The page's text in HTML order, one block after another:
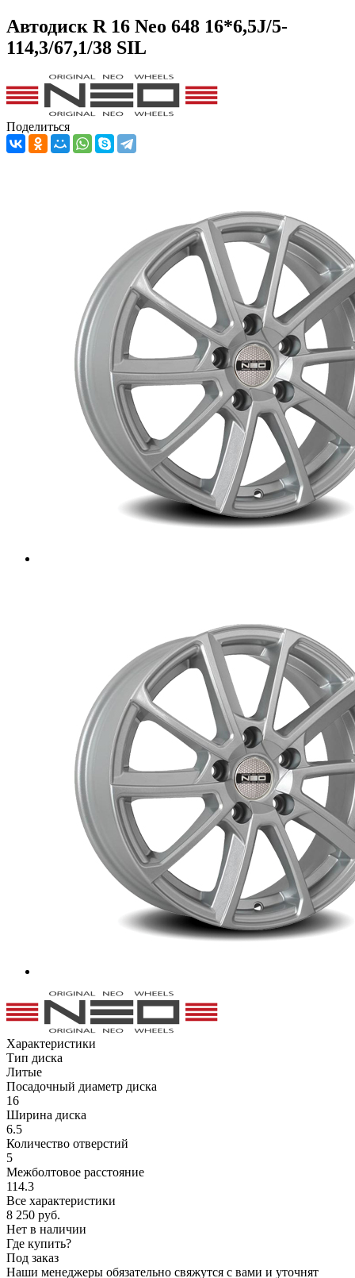
Автодиск R 16 Neo 648 16*6,5J/5-
114,3/67,1/38 SIL
Поделиться
Характеристики
Тип диска
Литые
Посадочный диаметр диска
16
Ширина диска
6.5
Количество отверстий
5
Межболтовое расстояние
114.3
Все характеристики
8 250 руб.
Нет в наличии
Где купить?
Под заказ
Наши менеджеры обязательно свяжутся с вами и уточнят